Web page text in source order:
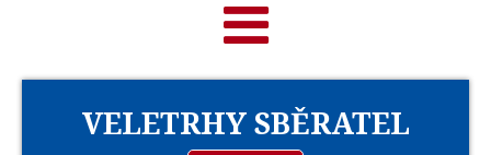
VELETRHY SBĚRATEL